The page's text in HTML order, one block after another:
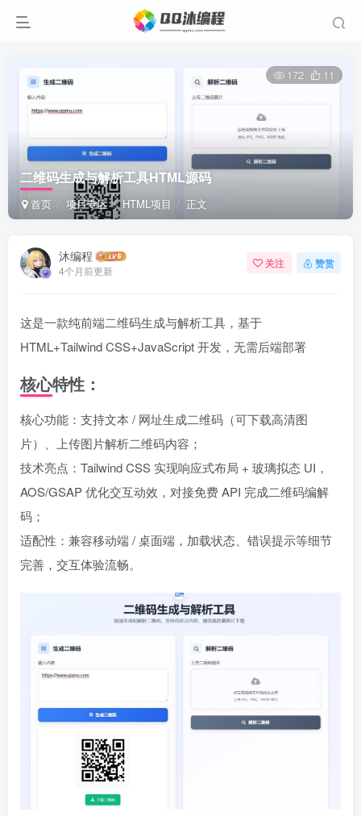
二维码生成与解析工具HTML源码
首页 项目专区 HTML项目 正文
172 11
沐编程
4个月前更新
关注 赞赏
这是一款纯前端二维码生成与解析工具，基于
HTML+Tailwind CSS+JavaScript 开发，无需后端部署
核心特性：
核心功能：支持文本 / 网址生成二维码（可下载高清图
片）、上传图片解析二维码内容；
技术亮点：Tailwind CSS 实现响应式布局 + 玻璃拟态 UI，
AOS/GSAP 优化交互动效，对接免费 API 完成二维码编解
码；
适配性：兼容移动端 / 桌面端，加载状态、错误提示等细节
完善，交互体验流畅。